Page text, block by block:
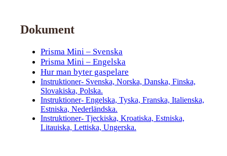
Dokument
Prisma Mini – Svenska
Prisma Mini – Engelska
Hur man byter gaspelare
Instruktioner- Svenska, Norska, Danska, Finska,
Slovakiska, Polska.
Instruktioner- Engelska, Tyska, Franska, Italienska,
Estniska, Nederländska.
Instruktioner- Tjeckiska, Kroatiska, Estniska,
Litauiska, Lettiska, Ungerska.